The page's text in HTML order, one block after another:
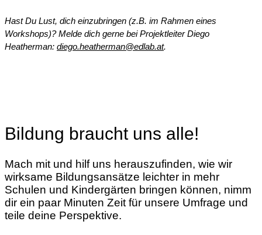
Hast Du Lust, dich einzubringen (z.B. im Rahmen eines
Workshops)? Melde dich gerne bei Projektleiter Diego
Heatherman: diego.heatherman@edlab.at.
Bildung braucht uns alle!
Mach mit und hilf uns herauszufinden, wie wir
wirksame Bildungsansätze leichter in mehr
Schulen und Kindergärten bringen können, nimm
dir ein paar Minuten Zeit für unsere Umfrage und
teile deine Perspektive.